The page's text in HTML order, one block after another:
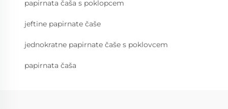
papirnata čaša s poklopcem
jeftine papirnate čaše
jednokratne papirnate čaše s poklovcem
papirnata čaša